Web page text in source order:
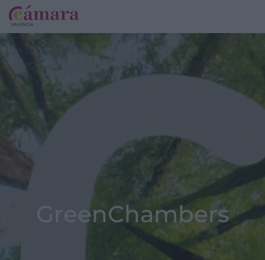
GreenChambers